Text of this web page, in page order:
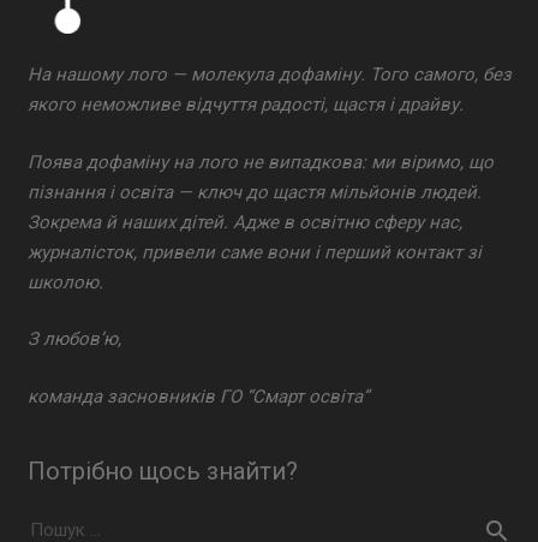
На нашому лого — молекула дофаміну. Того самого, без
якого неможливе відчуття радості, щастя і драйву.
Поява дофаміну на лого не випадкова: ми віримо, що
пізнання і освіта — ключ до щастя мільйонів людей.
Зокрема й наших дітей. Адже в освітню сферу нас,
журналісток, привели саме вони і перший контакт зі
школою.
З любов’ю,
команда засновників ГО “Смарт освіта”
Потрібно щось знайти?